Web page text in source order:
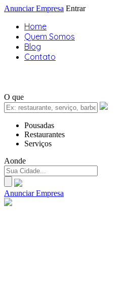
Anunciar Empresa Entrar
Home
Quem Somos
Blog
Contato
O que
Pousadas
Restaurantes
Serviços
Aonde
Anunciar Empresa